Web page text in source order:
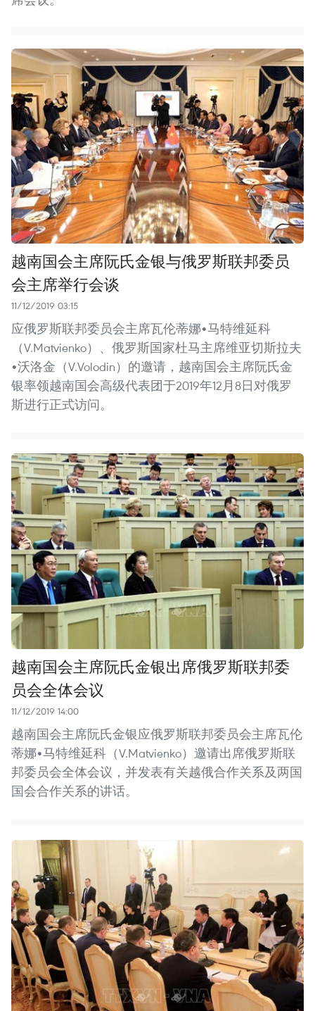
越南国会主席阮氏金银与俄罗斯联邦委员
会主席举行会谈
11/12/2019 03:15
应俄罗斯联邦委员会主席瓦伦蒂娜•马特维延科
（V.Matvienko）、俄罗斯国家杜马主席维亚切斯拉夫
•沃洛金（V.Volodin）的邀请，越南国会主席阮氏金
银率领越南国会高级代表团于2019年12月8日对俄罗
斯进行正式访问。
越南国会主席阮氏金银出席俄罗斯联邦委
员会全体会议
11/12/2019 14:00
越南国会主席阮氏金银应俄罗斯联邦委员会主席瓦伦
蒂娜•马特维延科（V.Matvienko）邀请出席俄罗斯联
邦委员会全体会议，并发表有关越俄合作关系及两国
国会合作关系的讲话。